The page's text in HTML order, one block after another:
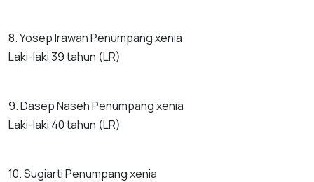
8. Yosep Irawan Penumpang xenia
Laki-laki 39 tahun (LR)
9. Dasep Naseh Penumpang xenia
Laki-laki 40 tahun (LR)
10. Sugiarti Penumpang xenia